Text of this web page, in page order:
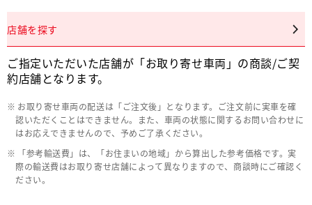
店舗を探す
ご指定いただいた店舗が「お取り寄せ車両」の商談/ご契
約店舗となります。
お取り寄せ車両の配送は「ご注文後」となります。ご注文前に実車を確
認いただくことはできません。また、車両の状態に関するお問い合わせに
はお応えできませんので、予めご了承ください。
「参考輸送費」は、「お住まいの地域」から算出した参考価格です。実
際の輸送費はお取り寄せ店舗によって異なりますので、商談時にご確認く
ださい。